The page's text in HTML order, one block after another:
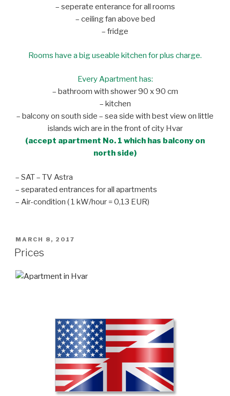
– seperate enterance for all rooms
– ceiling fan above bed
– fridge
Rooms have a big useable kitchen for plus charge.
Every Apartment has:
– bathroom with shower 90 x 90 cm
– kitchen
– balcony on south side – sea side with best view on little
islands wich are in the front of city Hvar
(accept apartment No. 1 which has balcony on
north side)
– SAT – TV Astra
– separated entrances for all apartments
– Air-condition ( 1 kW/hour = 0,13 EUR)
POSTED
ON
MARCH 8, 2017
Prices